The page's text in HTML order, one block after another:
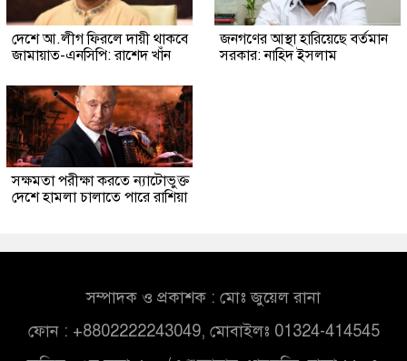
দেশে আ.লীগ ফিরলে দায়ী থাকবে
জামায়াত-এনসিপি: রাশেদ খাঁন
জনগণের আস্থা হারিয়েছে বর্তমান
সরকার: নাহিদ ইসলাম
সক্ষমতা পরীক্ষা করতে ন্যাটোভুক্ত
দেশে হামলা চালাতে পারে রাশিয়া
সম্পাদক ও প্রকাশক : মোঃ জুয়েল রানা
ফোন : +8802222243049, মোবাইলঃ 01324-414545